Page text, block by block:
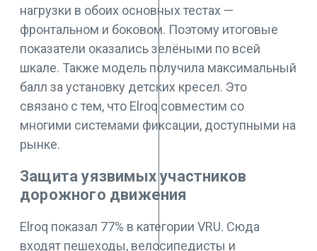
нагрузки в обоих основных тестах —
фронтальном и боковом. Поэтому итоговые
показатели оказались зелёными по всей
шкале. Также модель получила максимальный
балл за установку детских кресел. Это
связано с тем, что Elroq совместим со
многими системами фиксации, доступными на
рынке.
Защита уязвимых участников
дорожного движения
Elroq показал 77% в категории VRU. Сюда
входят пешеходы, велосипедисты и